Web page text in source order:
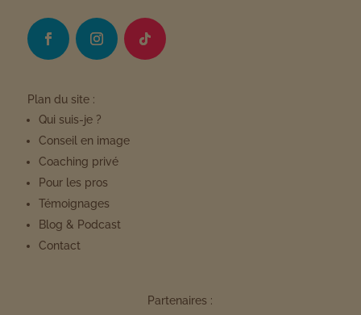
Plan du site :
Qui suis-je ?
Conseil en image
Coaching privé
Pour les pros
Témoignages
Blog & Podcast
Contact
Partenaires :